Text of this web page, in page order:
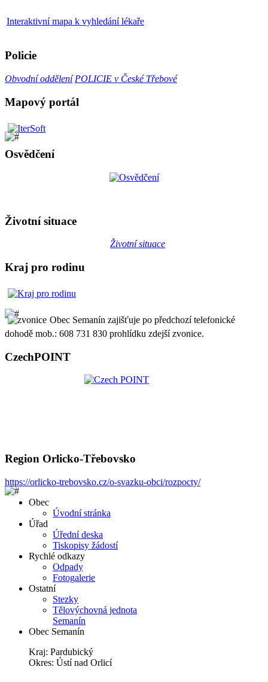
Interaktivní mapa k vyhledání lékaře
Policie
Obvodní oddělení POLICIE v České Třebové
Mapový portál
Osvědčení
Životní situace
Životní situace
Kraj pro rodinu
Obec Semanín zajišťuje po předchozí telefonické
dohodě mob.: 608 731 830 prohlídku zdejší zvonice.
CzechPOINT
Region Orlicko-Třebovsko
https://orlicko-trebovsko.cz/o-svazku-obci/rozpocty/
Obec
Úvodní stránka
Úřad
Úřední deska
Tiskopisy žádostí
Rychlé odkazy
Odpady
Fotogalerie
Ostatní
Stezky
Tělovýchovná jednota
Semanín
Obec Semanín
Kraj: Pardubický
Okres: Ústí nad Orlicí